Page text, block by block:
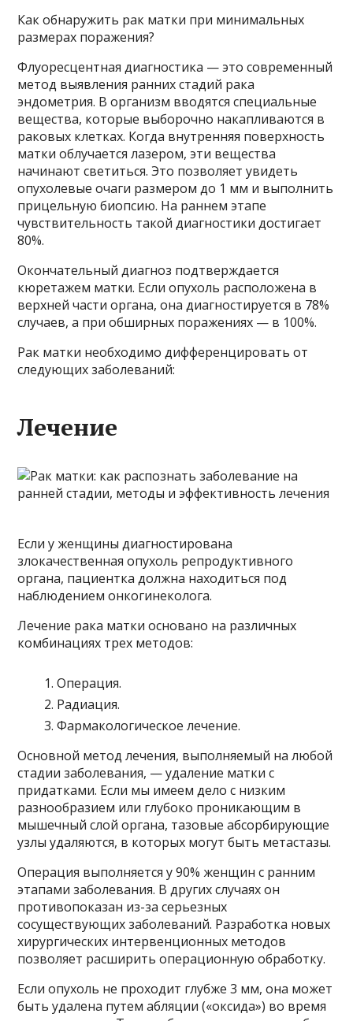
Как обнаружить рак матки при минимальных
размерах поражения?
Флуоресцентная диагностика — это современный
метод выявления ранних стадий рака
эндометрия. В организм вводятся специальные
вещества, которые выборочно накапливаются в
раковых клетках. Когда внутренняя поверхность
матки облучается лазером, эти вещества
начинают светиться. Это позволяет увидеть
опухолевые очаги размером до 1 мм и выполнить
прицельную биопсию. На раннем этапе
чувствительность такой диагностики достигает
80%.
Окончательный диагноз подтверждается
кюретажем матки. Если опухоль расположена в
верхней части органа, она диагностируется в 78%
случаев, а при обширных поражениях — в 100%.
Рак матки необходимо дифференцировать от
следующих заболеваний:
Лечение
Если у женщины диагностирована
злокачественная опухоль репродуктивного
органа, пациентка должна находиться под
наблюдением онкогинеколога.
Лечение рака матки основано на различных
комбинациях трех методов:
Операция.
Радиация.
Фармакологическое лечение.
Основной метод лечения, выполняемый на любой
стадии заболевания, — удаление матки с
придатками. Если мы имеем дело с низким
разнообразием или глубоко проникающим в
мышечный слой органа, тазовые абсорбирующие
узлы удаляются, в которых могут быть метастазы.
Операция выполняется у 90% женщин с ранним
этапами заболевания. В других случаях он
противопоказан из-за серьезных
сосуществующих заболеваний. Разработка новых
хирургических интервенционных методов
позволяет расширить операционную обработку.
Если опухоль не проходит глубже 3 мм, она может
быть удалена путем абляции («оксида») во время